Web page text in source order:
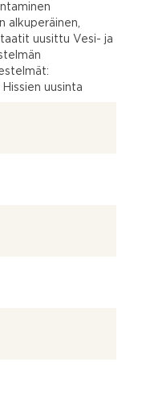
alkuperäinen,
uusittu Vesi- ja
uusinta